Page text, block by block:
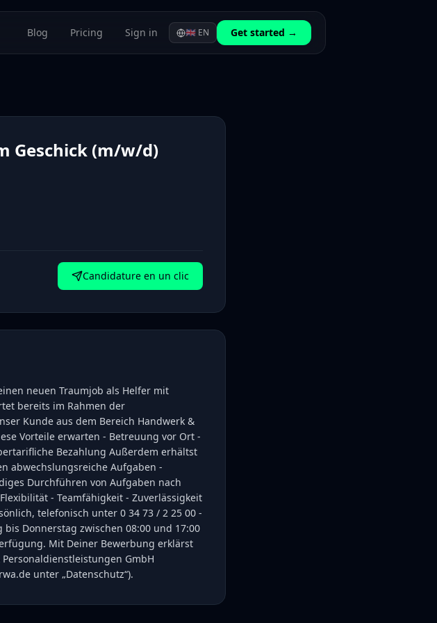
Blog Pricing Sign in 🇬🇧 EN Get started →
Geschick (m/w/d)
Candidature en un clic
neuen Traumjob als Helfer mit
bereits im Rahmen der
Kunde aus dem Bereich Handwerk &
Vorteile erwarten - Betreuung vor Ort -
Bezahlung Außerdem erhältst
abwechslungsreiche Aufgaben -
Durchführen von Aufgaben nach
- Teamfähigkeit - Zuverlässigkeit
telefonisch unter 0 34 73 / 2 25 00 -
Donnerstag zwischen 08:00 und 17:00
Mit Deiner Bewerbung erklärst
GmbH
unter „Datenschutz“).